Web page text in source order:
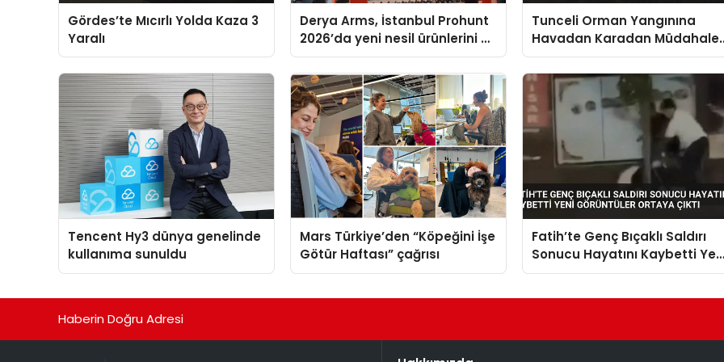
Gördes’te Mıcırlı Yolda Kaza 3
Yaralı
Derya Arms, İstanbul Prohunt
2026’da yeni nesil ürünlerini ve
global marka vizyonunu
sergiledi
Tunceli Orman Yangınına
Havadan Karadan Müdahale
Ediliyor
Tencent Hy3 dünya genelinde
kullanıma sunuldu
Mars Türkiye’den “Köpeğini İşe
Götür Haftası” çağrısı
Fatih’te Genç Bıçaklı Saldırı
Sonucu Hayatını Kaybetti
Görüntüler Ortaya Çıktı
Haberin Doğru Adresi